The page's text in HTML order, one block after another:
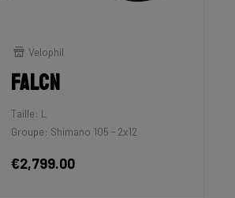
Velophil
Falcn
Taille: L
Groupe: Shimano 105 - 2x12
€2,799.00